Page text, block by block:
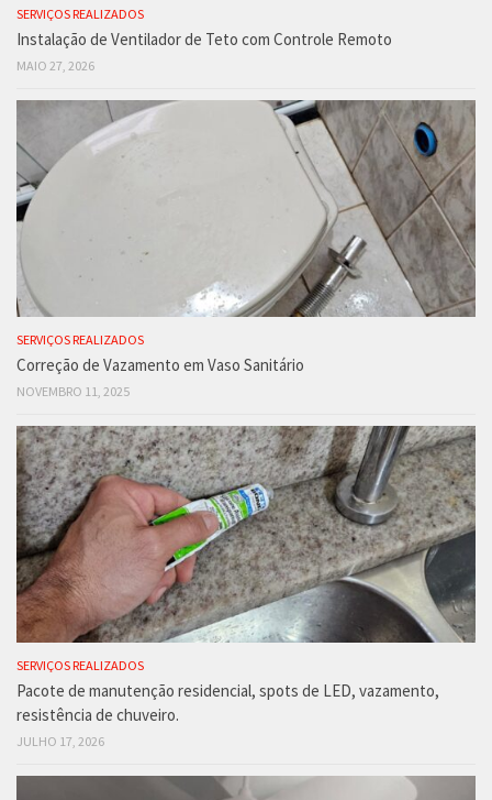
SERVIÇOS REALIZADOS
Instalação de Ventilador de Teto com Controle Remoto
MAIO 27, 2026
SERVIÇOS REALIZADOS
Correção de Vazamento em Vaso Sanitário
NOVEMBRO 11, 2025
SERVIÇOS REALIZADOS
Pacote de manutenção residencial, spots de LED, vazamento,
resistência de chuveiro.
JULHO 17, 2026